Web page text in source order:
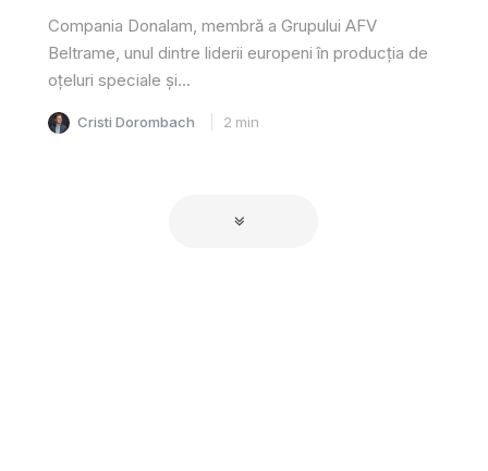
Compania Donalam, membră a Grupului AFV
Beltrame, unul dintre liderii europeni în producția de
oțeluri speciale și...
Cristi Dorombach 2 min